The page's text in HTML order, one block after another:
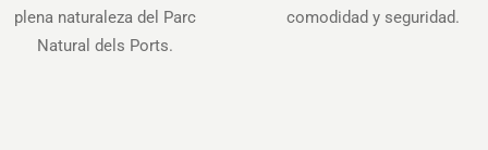
plena naturaleza del Parc
Natural dels Ports.
comodidad y seguridad.